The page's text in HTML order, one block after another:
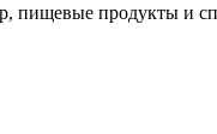
пищевые продукты и